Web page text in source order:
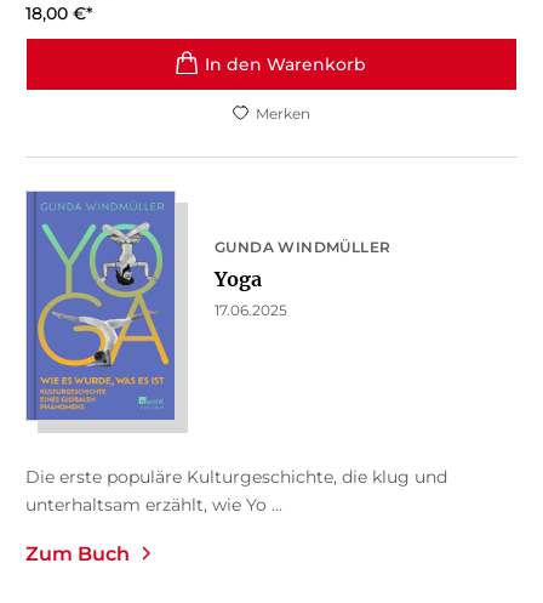
18,00 €*
In den Warenkorb
Merken
GUNDA WINDMÜLLER
Yoga
17.06.2025
Die erste populäre Kulturgeschichte, die klug und
unterhaltsam erzählt, wie Yo ...
Zum Buch